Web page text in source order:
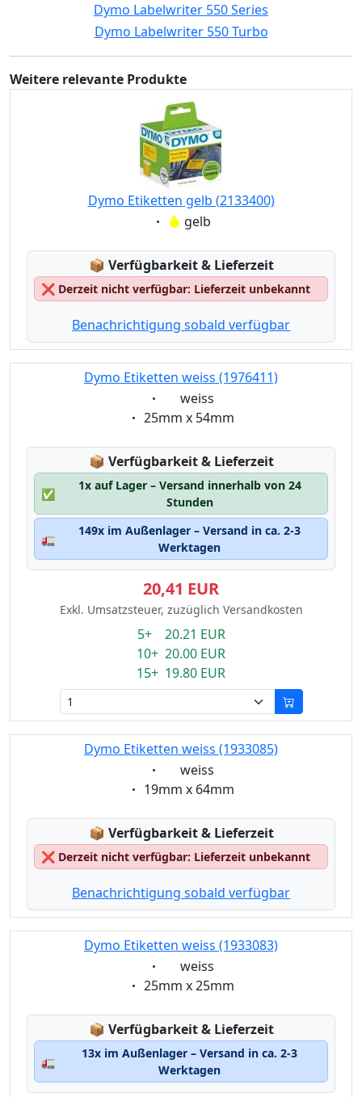
Dymo Labelwriter 550 Series
Dymo Labelwriter 550 Turbo
Weitere relevante Produkte
Dymo Etiketten gelb (2133400)
Eigenschaft:
gelb
📦 Lagerstatus:
Verfügbarkeit & Lieferzeit
❌ Derzeit nicht verfügbar: Lieferzeit unbekannt
Benachrichtigung sobald verfügbar
Dymo Etiketten weiss (1976411)
Eigenschaft:
weiss
Eigenschaft:
25mm x 54mm
📦 Lagerstatus:
Verfügbarkeit & Lieferzeit
✅
1x auf Lager – Versand innerhalb von 24
Stunden
🚛
149x im Außenlager – Versand in ca. 2-3
Werktagen
20,41 EUR
Exkl. Umsatzsteuer, zuzüglich Versandkosten
5+ 20.21 EUR
10+ 20.00 EUR
15+ 19.80 EUR
Dymo Etiketten weiss (1933085)
Eigenschaft:
weiss
Eigenschaft:
19mm x 64mm
📦 Lagerstatus:
Verfügbarkeit & Lieferzeit
❌ Derzeit nicht verfügbar: Lieferzeit unbekannt
Benachrichtigung sobald verfügbar
Dymo Etiketten weiss (1933083)
Eigenschaft:
weiss
Eigenschaft:
25mm x 25mm
📦 Lagerstatus:
Verfügbarkeit & Lieferzeit
🚛
13x im Außenlager – Versand in ca. 2-3
Werktagen